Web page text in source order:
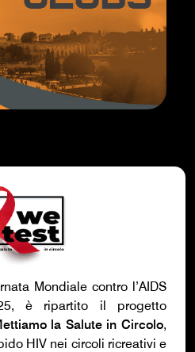
Mondiale contro l’AIDS
è ripartito il progetto
la Salute in Circolo,
HIV nei circoli ricreativi e